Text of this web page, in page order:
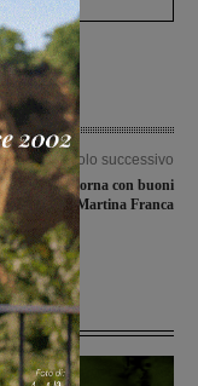
Articolo successivo
Incisa torna con buoni
risultati da Martina Franca